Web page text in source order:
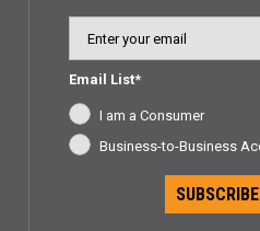
Email List*
I am a Consumer
Business-to-Business
SUBSCRIBE